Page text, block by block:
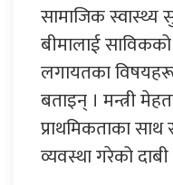
सामाजिक स्वास्थ्य
बीमालाई साविकको
लगायतका
बताइन् । मन्त्री
प्राथमिकताका साथ
व्यवस्था गरेको